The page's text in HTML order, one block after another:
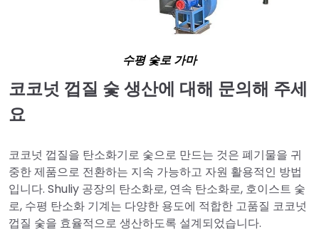
수평 숯로 가마
코코넛 껍질 숯 생산에 대해 문의해 주세
요
코코넛 껍질을 탄소화기로 숯으로 만드는 것은 폐기물을 귀
중한 제품으로 전환하는 지속 가능하고 자원 활용적인 방법
입니다. Shuliy 공장의 탄소화로, 연속 탄소화로, 호이스트 숯
로, 수평 탄소화 기계는 다양한 용도에 적합한 고품질 코코넛
껍질 숯을 효율적으로 생산하도록 설계되었습니다.